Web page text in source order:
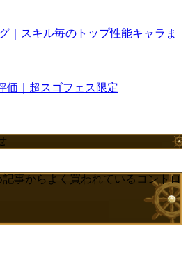
｜スキル毎のトップ性能キャラま
価｜超スゴフェス限定
記事からよく買われているコントロ